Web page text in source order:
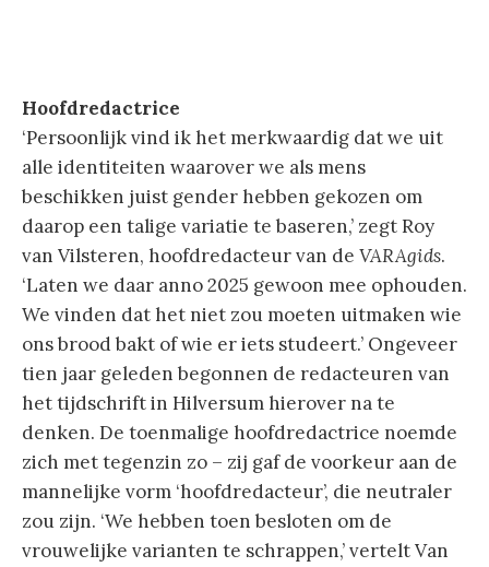
Hoofdredactrice
‘Persoonlijk vind ik het merkwaardig dat we uit
alle identiteiten waarover we als mens
beschikken juist gender hebben gekozen om
daarop een talige variatie te baseren,’ zegt Roy
van Vilsteren, hoofdredacteur van de VARAgids.
‘Laten we daar anno 2025 gewoon mee ophouden.
We vinden dat het niet zou moeten uitmaken wie
ons brood bakt of wie er iets studeert.’ Ongeveer
tien jaar geleden begonnen de redacteuren van
het tijdschrift in Hilversum hierover na te
denken. De toenmalige hoofdredactrice noemde
zich met tegenzin zo – zij gaf de voorkeur aan de
mannelijke vorm ‘hoofdredacteur’, die neutraler
zou zijn. ‘We hebben toen besloten om de
vrouwelijke varianten te schrappen,’ vertelt Van